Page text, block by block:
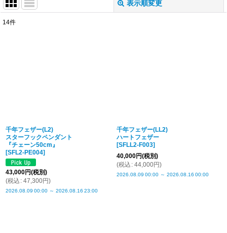
表示順変更
14件
千年フェザー(L2)
スターフックペンダント
『チェーン50cm』
[SFL2-PE004]
43,000円(税別)
(税込 : 47,300円)
2026.08.09 00:00 ～ 2026.08.16 23:00
千年フェザー(LL2)
ハートフェザー
[SFLL2-F003]
40,000円(税別)
(税込 : 44,000円)
2026.08.09 00:00 ～ 2026.08.16 00:00